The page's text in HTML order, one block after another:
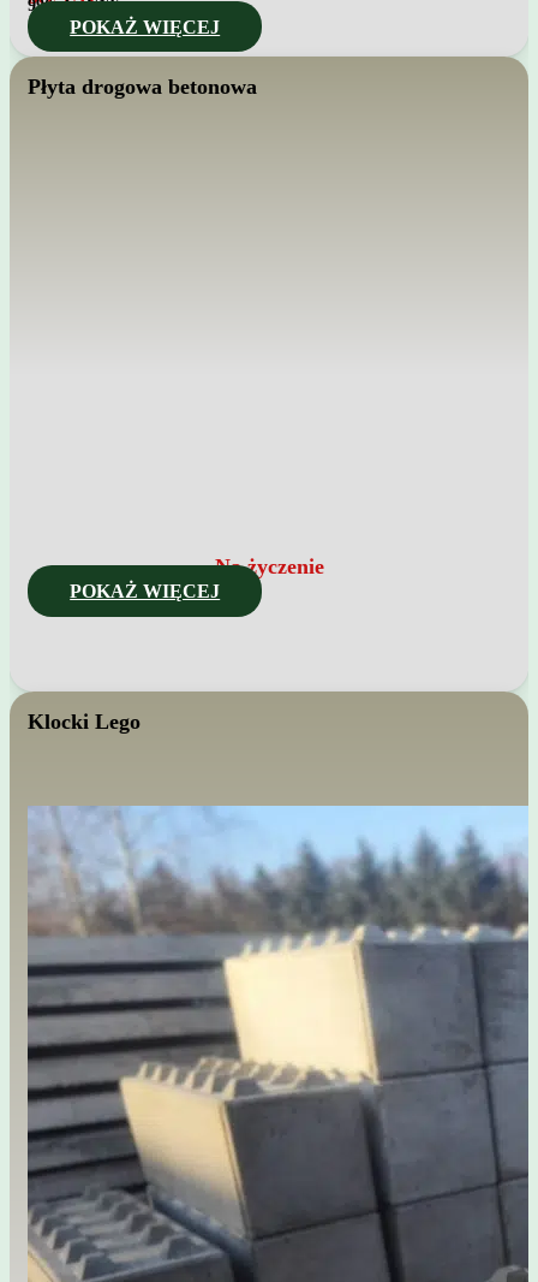
996zł z VAT
POKAŻ WIĘCEJ
Płyta drogowa betonowa
Na życzenie
POKAŻ WIĘCEJ
Klocki Lego